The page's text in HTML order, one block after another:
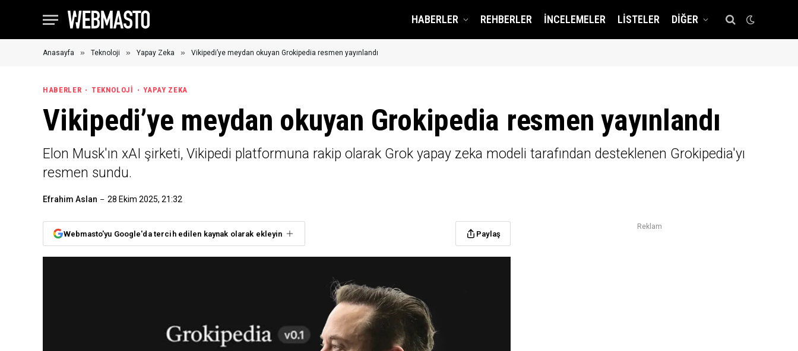
HABERLER REHBERLER İNCELEMELER LISTELER DIĞER
Anasayfa » Teknoloji » Yapay Zeka » Vikipedi’ye meydan okuyan Grokipedia resmen yayınlandı
HABERLER TEKNOLOJI YAPAY ZEKA
Vikipedi’ye meydan okuyan Grokipedia resmen yayınlandı
Elon Musk'ın xAI şirketi, Vikipedi platformuna rakip olarak Grok yapay zeka modeli tarafından desteklenen Grokipedia'yı
resmen sundu.
Efrahim Aslan 28 Ekim 2025, 21:32
Webmasto'yu Google'da tercih edilen kaynak olarak ekleyin Paylaş
Reklam